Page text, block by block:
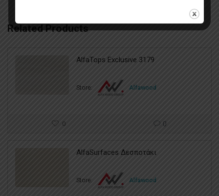
Related Products
AlfaTops Exclusive 3179
Store: Alfawood
0 0
AlfaSurfaces Δεσποτάκι
Store: Alfawood